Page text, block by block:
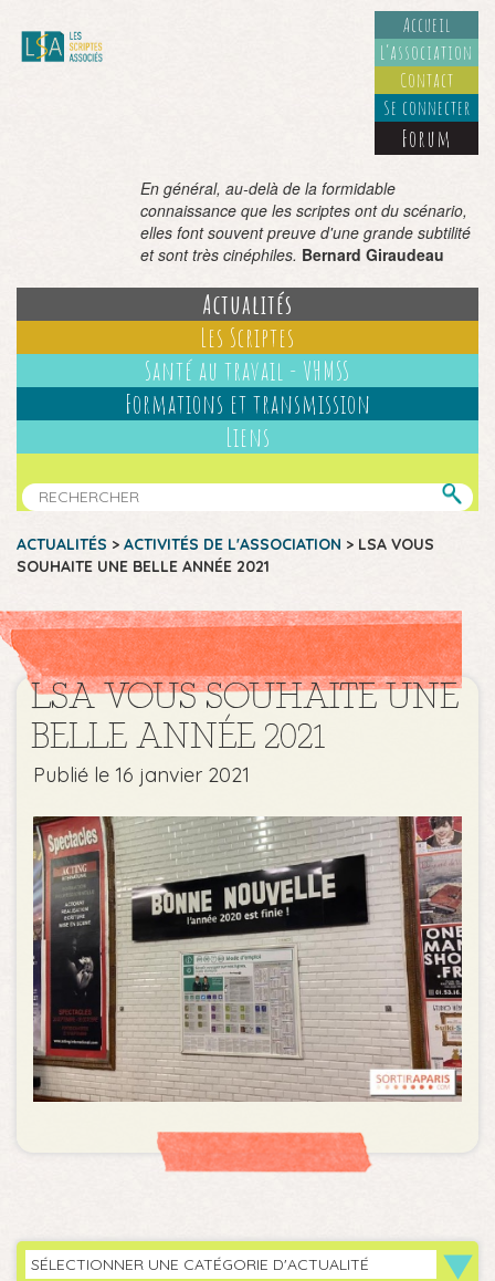
Accueil
L’association
Contact
Se connecter
Forum
En général, au-delà de la formidable
connaissance que les scriptes ont du scénario,
elles font souvent preuve d'une grande subtilité
et sont très cinéphiles. Bernard Giraudeau
Actualités
Les Scriptes
Santé au travail - VHMSS
Formations et transmission
Liens
ACTUALITÉS > ACTIVITÉS DE L'ASSOCIATION > LSA VOUS
SOUHAITE UNE BELLE ANNÉE 2021
LSA VOUS SOUHAITE UNE
BELLE ANNÉE 2021
Publié le 16 janvier 2021
SÉLECTIONNER UNE CATÉGORIE D'ACTUALITÉ